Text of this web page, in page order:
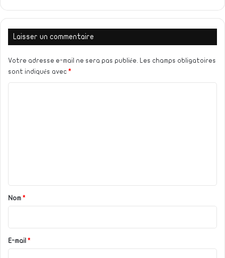
Laisser un commentaire
Votre adresse e-mail ne sera pas publiée.
Les champs obligatoires
sont indiqués avec *
a
e
Nom *
E-mail *